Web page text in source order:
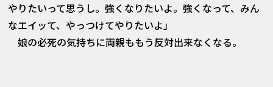
やりたいって思うし。強くなりたいよ。強くなって、みん
なエイッて、やっつけてやりたいよ」
娘の必死の気持ちに両親ももう反対出来なくなる。